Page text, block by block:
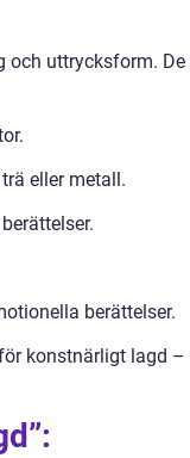
och uttrycksform. De
eller metall.
berättelser.
konstnärligt lagd –